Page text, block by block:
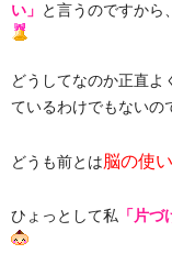
い」 と言うのですから
どうしてなのか正直よ
ているわけでもないの
どうも前とは 脳の使
ひょっとして私 「片づ